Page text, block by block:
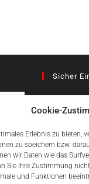
Cookie-
Erlebnis zu bieten,
zu speichern bzw.
wir Daten wie das
Sie Ihre Zustimmung
und Funktionen
Sicher
Einfach